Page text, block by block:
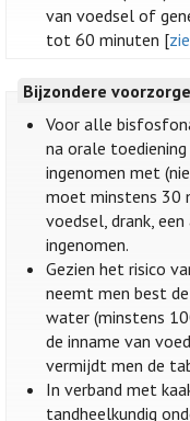
van voedsel of
tot 60 minuten [
Bijzondere
Voor alle
na orale
ingenomen met
moet minstens 30
voedsel, drank,
ingenomen.
Gezien het risico
neemt men best
water (minstens
de inname van
vermijdt men de
In verband met
tandheelkundig